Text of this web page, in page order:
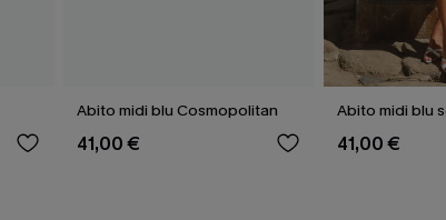
Abito midi blu Cosmopolitan
41,00 €
Abito midi blu
41,00 €